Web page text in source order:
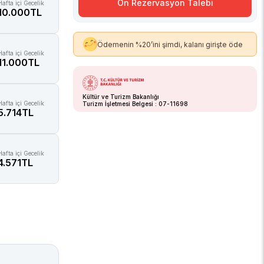
içi Gecelik
içi Gecelik
içi Gecelik
içi Gecelik
Ön Rezervasyon Talebi
Ödemenin %20’ini şimdi, kalanı girişte öde
Kültür ve Turizm Bakanlığı
Turizm İşletmesi Belgesi : 07-11698